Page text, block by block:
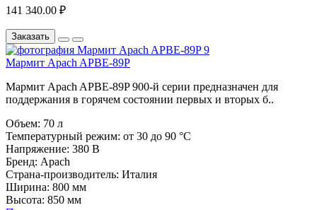
141 340.00 ₽
Заказать
Мармит Apach APBE-89P
Мармит Apach APBE-89P 900-й серии предназначен для
поддержания в горячем состоянии первых и вторых б..
Объем: 70 л
Температурный режим: от 30 до 90 °C
Напряжение: 380 В
Бренд: Apach
Страна-производитель: Италия
Ширина: 800 мм
Высота: 850 мм